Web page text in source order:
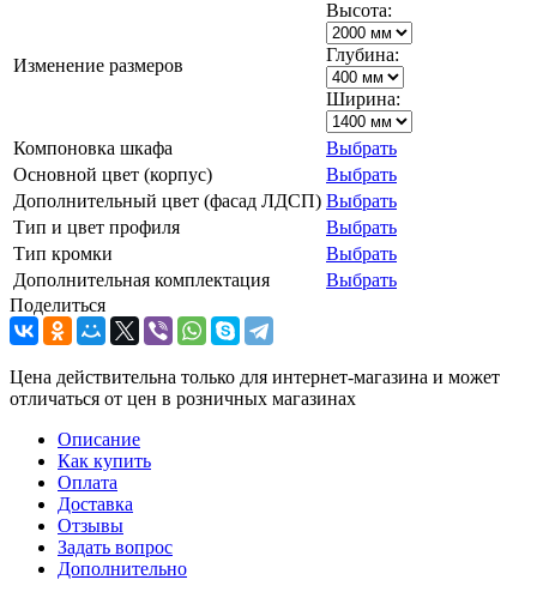
Изменение размеров
Высота:
Глубина:
Ширина:
Компоновка шкафа
Выбрать
Основной цвет (корпус)
Выбрать
Дополнительный цвет (фасад ЛДСП) Выбрать
Тип и цвет профиля
Выбрать
Тип кромки
Выбрать
Дополнительная комплектация
Выбрать
Поделиться
Цена действительна только для интернет-магазина и может
отличаться от цен в розничных магазинах
Описание
Как купить
Оплата
Доставка
Отзывы
Задать вопрос
Дополнительно